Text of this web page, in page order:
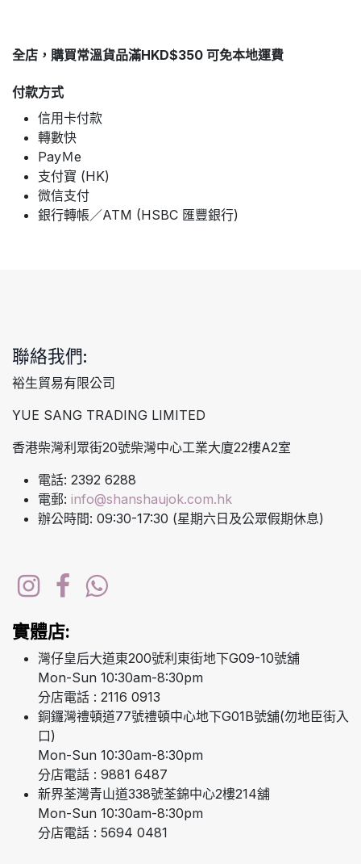
全店，購買常溫貨品滿HKD$350 可免本地運費
付款方式
信用卡付款
轉數快
PayＭe
支付寶 (HK)
微信支付
銀行轉帳／ATM (HSBC 匯豐銀行)
聯絡我們:
裕生貿易有限公司
YUE SANG TRADING LIMITED
香港柴灣利眾街20號柴灣中心工業大廈22樓A2室
電話: 2392 6288
電郵: info@shanshaujok.com.hk
辦公時間: 09:30-17:30 (星期六日及公眾假期休息)
實體店:
灣仔皇后大道東200號利東街地下G09-10號舖
Mon-Sun 10:30am-8:30pm
分店電話 : 2116 0913
銅鑼灣禮頓道77號禮頓中心地下G01B號舖(勿地臣街入
口)
Mon-Sun 10:30am-8:30pm
分店電話 : 9881 6487
新界荃灣青山道338號荃錦中心2樓214舖
Mon-Sun 10:30am-8:30pm
分店電話 : 5694 0481